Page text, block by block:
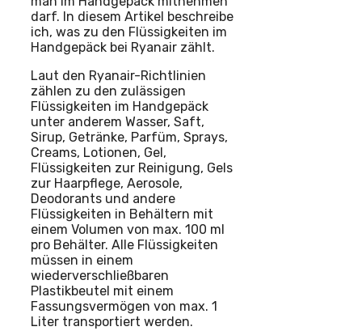
darf. In diesem Artikel beschreibe
ich, was zu den Flüssigkeiten im
Handgepäck bei Ryanair zählt.
Laut den Ryanair-Richtlinien
zählen zu den zulässigen
Flüssigkeiten im Handgepäck
unter anderem Wasser, Saft,
Sirup, Getränke, Parfüm, Sprays,
Creams, Lotionen, Gel,
Flüssigkeiten zur Reinigung, Gels
zur Haarpflege, Aerosole,
Deodorants und andere
Flüssigkeiten in Behältern mit
einem Volumen von max. 100 ml
pro Behälter. Alle Flüssigkeiten
müssen in einem
wiederverschließbaren
Plastikbeutel mit einem
Fassungsvermögen von max. 1
Liter transportiert werden.